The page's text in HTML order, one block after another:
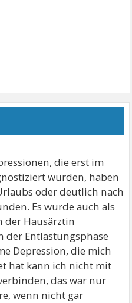
die erst im
wurden, haben
oder deutlich nach
Es wurde auch als
der Hausärztin
der Entlastungsphase
Depression, die mich
hat kann ich nicht mit
das war nur
wenn nicht gar